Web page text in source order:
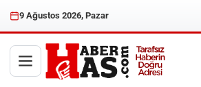
9 Ağustos 2026, Pazar